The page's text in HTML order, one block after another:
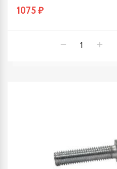
1075 ₽